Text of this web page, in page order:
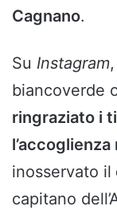
Cagnano.
Su Instagram
biancoverde
ringraziato i
inosservato il
capitano